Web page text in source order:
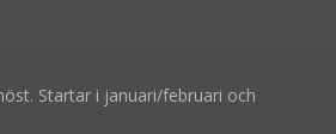
Startar i januari/februari och